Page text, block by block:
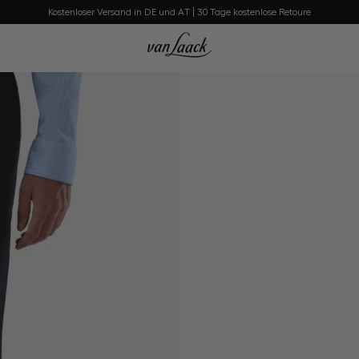
Kostenloser Versand in DE und AT | 30 Tage kostenlose Retoure